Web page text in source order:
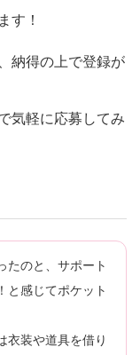
す！
納得の上で登録が
気軽に応募してみ
たのと、サポート
と感じてポケット
衣装や道具を借り